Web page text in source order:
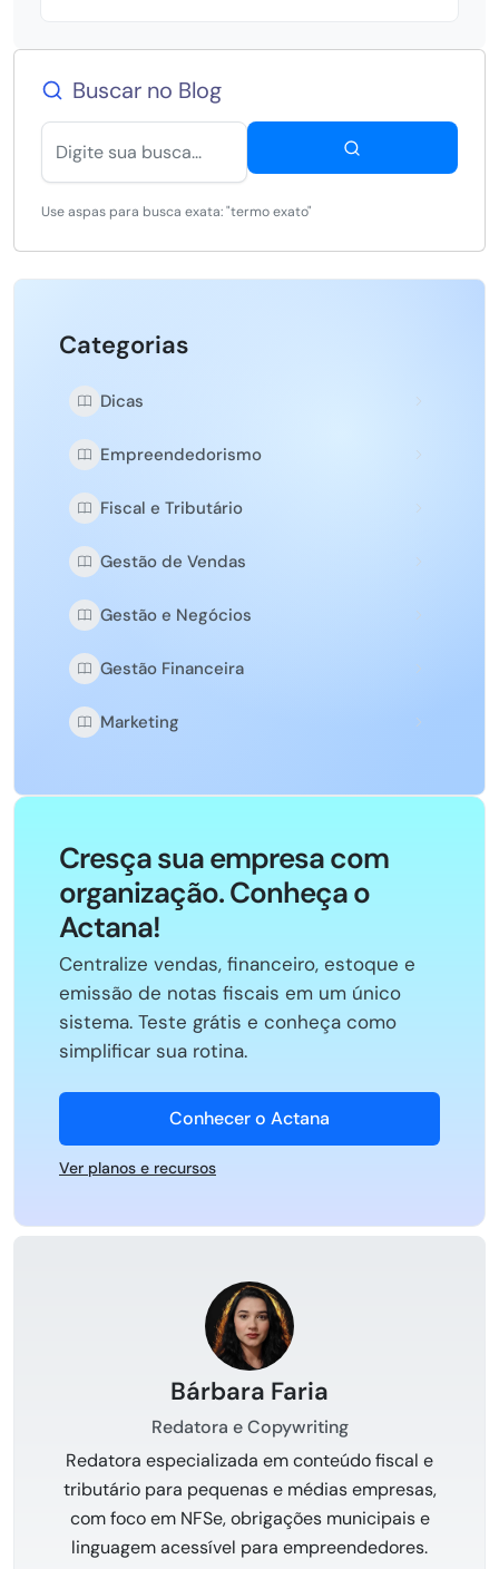
Buscar no Blog
Use aspas para busca exata: "termo exato"
Categorias
Dicas
Empreendedorismo
Fiscal e Tributário
Gestão de Vendas
Gestão e Negócios
Gestão Financeira
Marketing
Cresça sua empresa com
organização. Conheça o
Actana!
Centralize vendas, financeiro, estoque e
emissão de notas fiscais em um único
sistema. Teste grátis e conheça como
simplificar sua rotina.
Conhecer o Actana
Ver planos e recursos
Bárbara Faria
Redatora e Copywriting
Redatora especializada em conteúdo fiscal e
tributário para pequenas e médias empresas,
com foco em NFSe, obrigações municipais e
linguagem acessível para empreendedores.